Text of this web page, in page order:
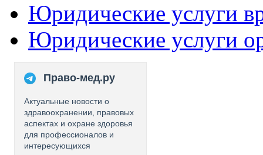
Юридические услуги
Юридические услуги
Право-мед.ру
Актуальные новости о
здравоохранении, правовых
аспектах и охране здоровья
для профессионалов и
интересующихся